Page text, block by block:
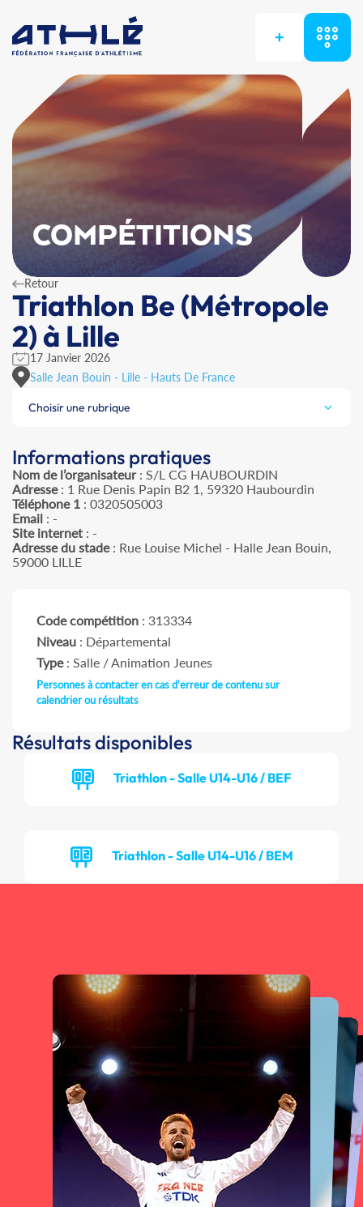
+
COMPÉTITIONS
Retour
Triathlon Be (Métropole
2) à Lille
17 Janvier 2026
Salle Jean Bouin - Lille - Hauts De France
Choisir une rubrique
Informations pratiques
Nom de l’organisateur: S/L CG HAUBOURDIN
Adresse: 1 Rue Denis Papin B2 1, 59320 Haubourdin
Téléphone 1 : 0320505003
Email : -
Site internet : -
Adresse du stade: Rue Louise Michel - Halle Jean Bouin,
59000 LILLE
Code compétition : 313334
Niveau : Départemental
Type: Salle / Animation Jeunes
Personnes à contacter en cas d'erreur de contenu sur
calendrier ou résultats
Résultats disponibles
Triathlon - Salle U14-U16 / BEF
Triathlon - Salle U14-U16 / BEM